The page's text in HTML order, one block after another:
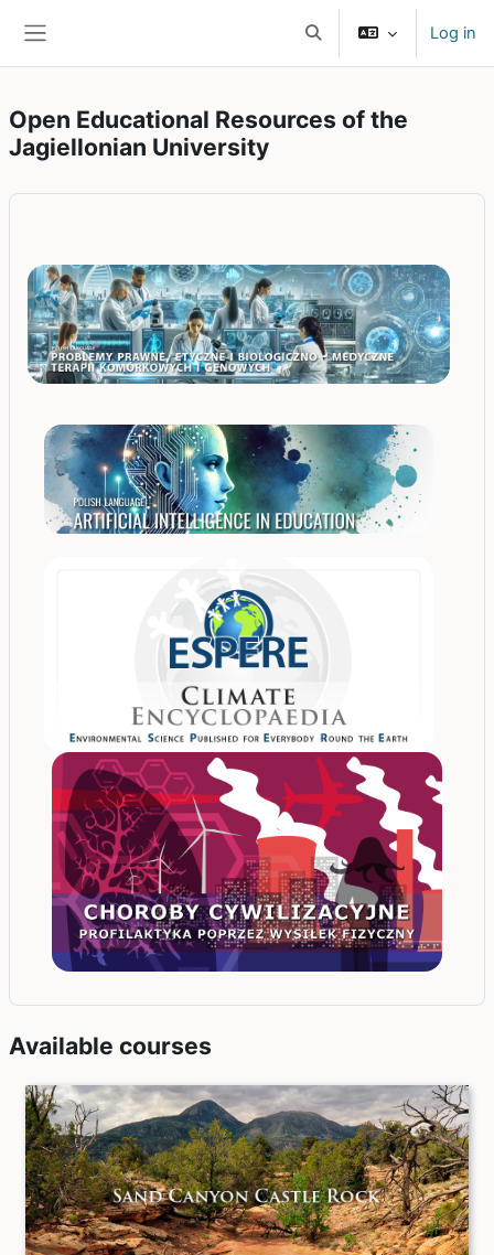
Toggle search inputLog in
Open Educational Resources of the
Jagiellonian University
Available courses